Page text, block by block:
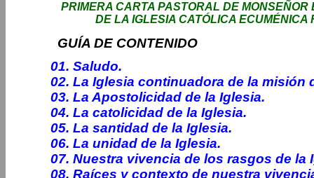
PRIMERA CARTA PASTORAL DE
DE LA IGLESIA CATÓLICA
GUÍA DE CONTENIDO
01. Saludo.
02. La Iglesia continuadora de la misión
03. La Apostolicidad de la Iglesia.
04. La catolicidad de la Iglesia.
05. La santidad de la Iglesia.
06. La unidad de la Iglesia.
07. Nuestra vivencia de los rasgos de la
08. Raíces y contexto de nuestra